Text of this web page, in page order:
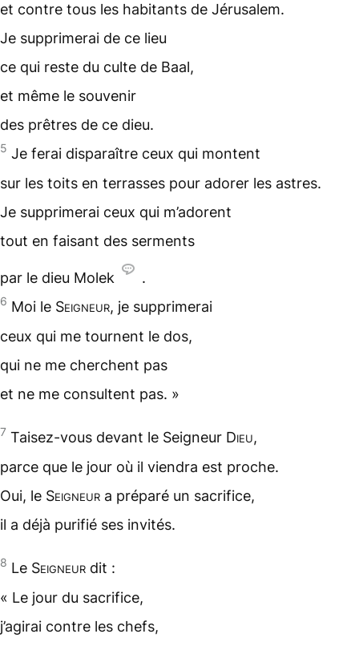
et contre tous les habitants de Jérusalem.
Je supprimerai de ce lieu
ce qui reste du culte de Baal,
et même le souvenir
des prêtres de ce dieu.
5 Je ferai disparaître ceux qui montent
sur les toits en terrasses pour adorer les astres.
Je supprimerai ceux qui m’adorent
tout en faisant des serments
par le dieu Molek .
6 Moi le Seigneur, je supprimerai
ceux qui me tournent le dos,
qui ne me cherchent pas
et ne me consultent pas. »
7 Taisez-vous devant le Seigneur Dieu,
parce que le jour où il viendra est proche.
Oui, le Seigneur a préparé un sacrifice,
il a déjà purifié ses invités.
8 Le Seigneur dit :
« Le jour du sacrifice,
j’agirai contre les chefs,